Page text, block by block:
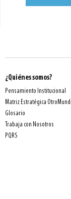
¿Quiénes somos?
Pensamiento Institucional
Matriz Estratégica
Glosario
Trabaja con Nosotros
PQRS